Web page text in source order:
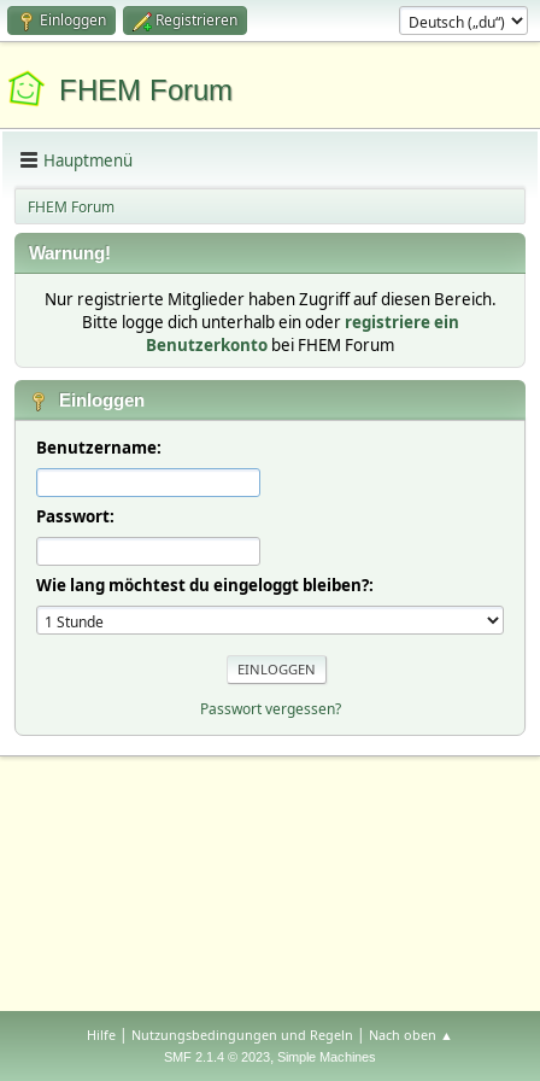
Einloggen Registrieren
FHEM Forum
Hauptmenü
FHEM Forum
Warnung!
Nur registrierte Mitglieder haben Zugriff auf diesen Bereich.
Bitte logge dich unterhalb ein oder registriere ein
Benutzerkonto bei FHEM Forum
Einloggen
Benutzername:
Passwort:
Wie lang möchtest du eingeloggt bleiben?:
Passwort vergessen?
Hilfe | Nutzungsbedingungen und Regeln | Nach oben ▲
SMF 2.1.4 © 2023, Simple Machines